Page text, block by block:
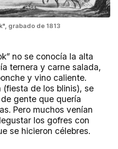
grabado de 1813
no se conocía la alta
ternera y carne salada,
y vino caliente.
(fiesta de los blinis), se
gente que quería
Pero muchos venían
los gofres con
se hicieron célebres.